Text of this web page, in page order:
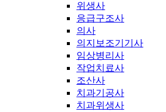
위생사
응급구조사
의사
의지보조기기사
임상병리사
작업치료사
조산사
치과기공사
치과위생사